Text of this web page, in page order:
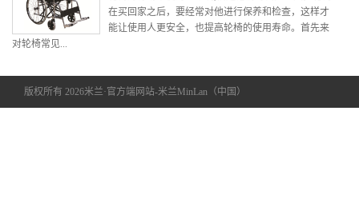
在买回家之后，要经常对他进行保养和检查，这样才
能让使用人更安全，也提高轮椅的使用寿命。首先来
对轮椅常见...
版权所有 2026米兰·官方端网站-米兰MinLan（中国）